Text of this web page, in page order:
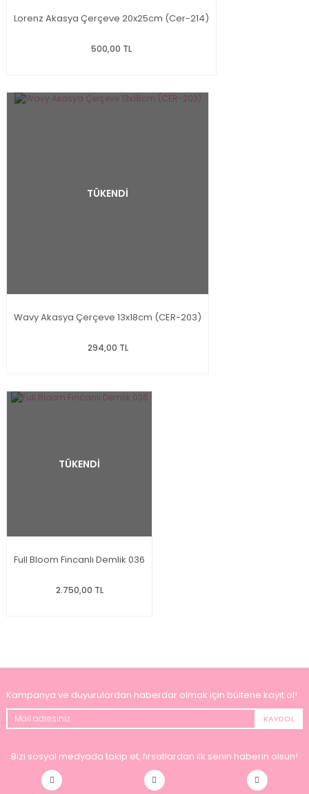
Lorenz Akasya Çerçeve 20x25cm (Cer-214)
500,00 TL
TÜKENDİ
Wavy Akasya Çerçeve 13x18cm (CER-203)
294,00 TL
TÜKENDİ
Full Bloom Fincanlı Demlik 036
2.750,00 TL
Kampanya ve duyurulardan haberdar olmak için bültene kayıt ol!
KAYDOL
Bizi sosyal medyada takip et, fırsatlardan ilk senin haberin olsun!